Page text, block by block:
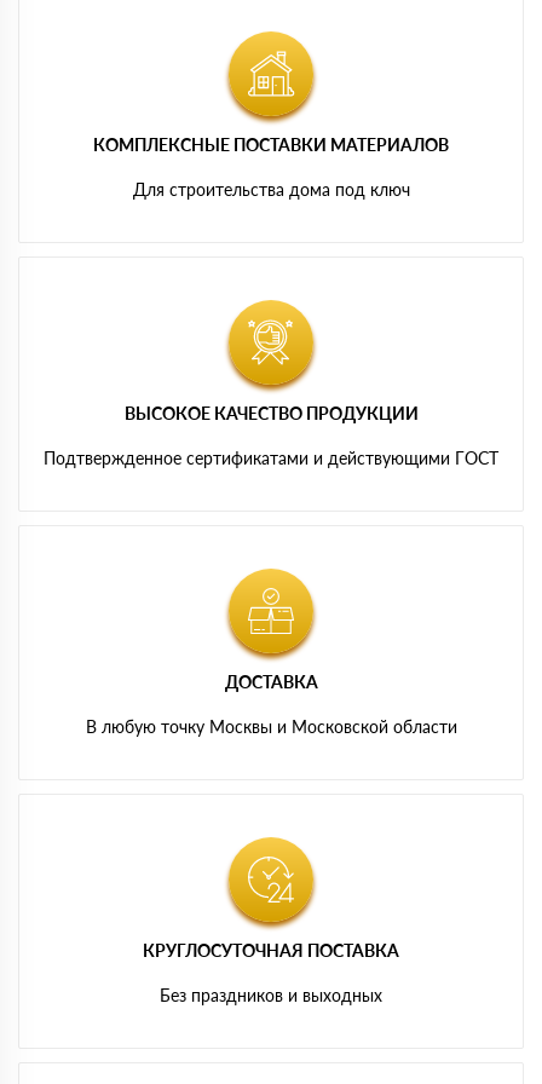
КОМПЛЕКСНЫЕ ПОСТАВКИ МАТЕРИАЛОВ
Для строительства дома под ключ
ВЫСОКОЕ КАЧЕСТВО ПРОДУКЦИИ
Подтвержденное сертификатами и действующими ГОСТ
ДОСТАВКА
В любую точку Москвы и Московской области
КРУГЛОСУТОЧНАЯ ПОСТАВКА
Без праздников и выходных